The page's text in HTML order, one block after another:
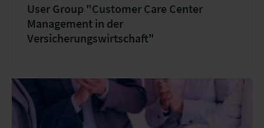
User Group "Customer Care Center
Management in der
Versicherungswirtschaft"